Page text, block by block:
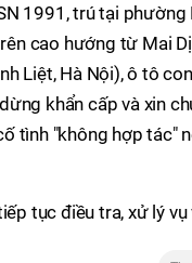
1991, trú tại
cao hướng từ Mai
Liệt, Hà Nội), ô tô
khẩn cấp và xin
tình "không hợp tác"
tục điều tra, xử lý